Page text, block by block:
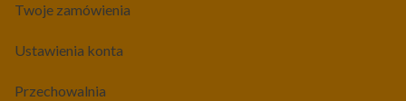
Twoje zamówienia
Ustawienia konta
Przechowalnia